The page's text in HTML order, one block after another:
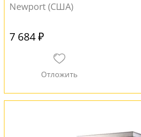
Newport (США)
7 684 ₽